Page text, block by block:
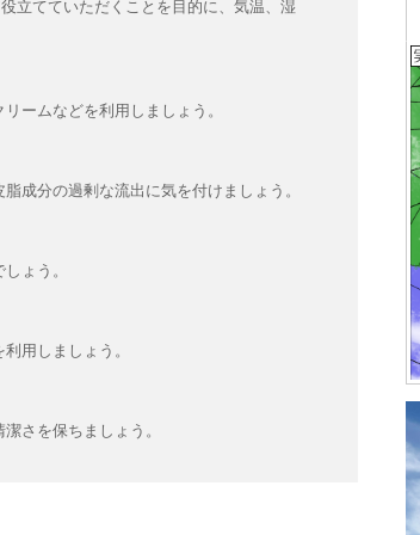
立てていただくことを目的に、気温、湿
ームなどを利用しましょう。
成分の過剰な流出に気を付けましょう。
ょう。
用しましょう。
さを保ちましょう。